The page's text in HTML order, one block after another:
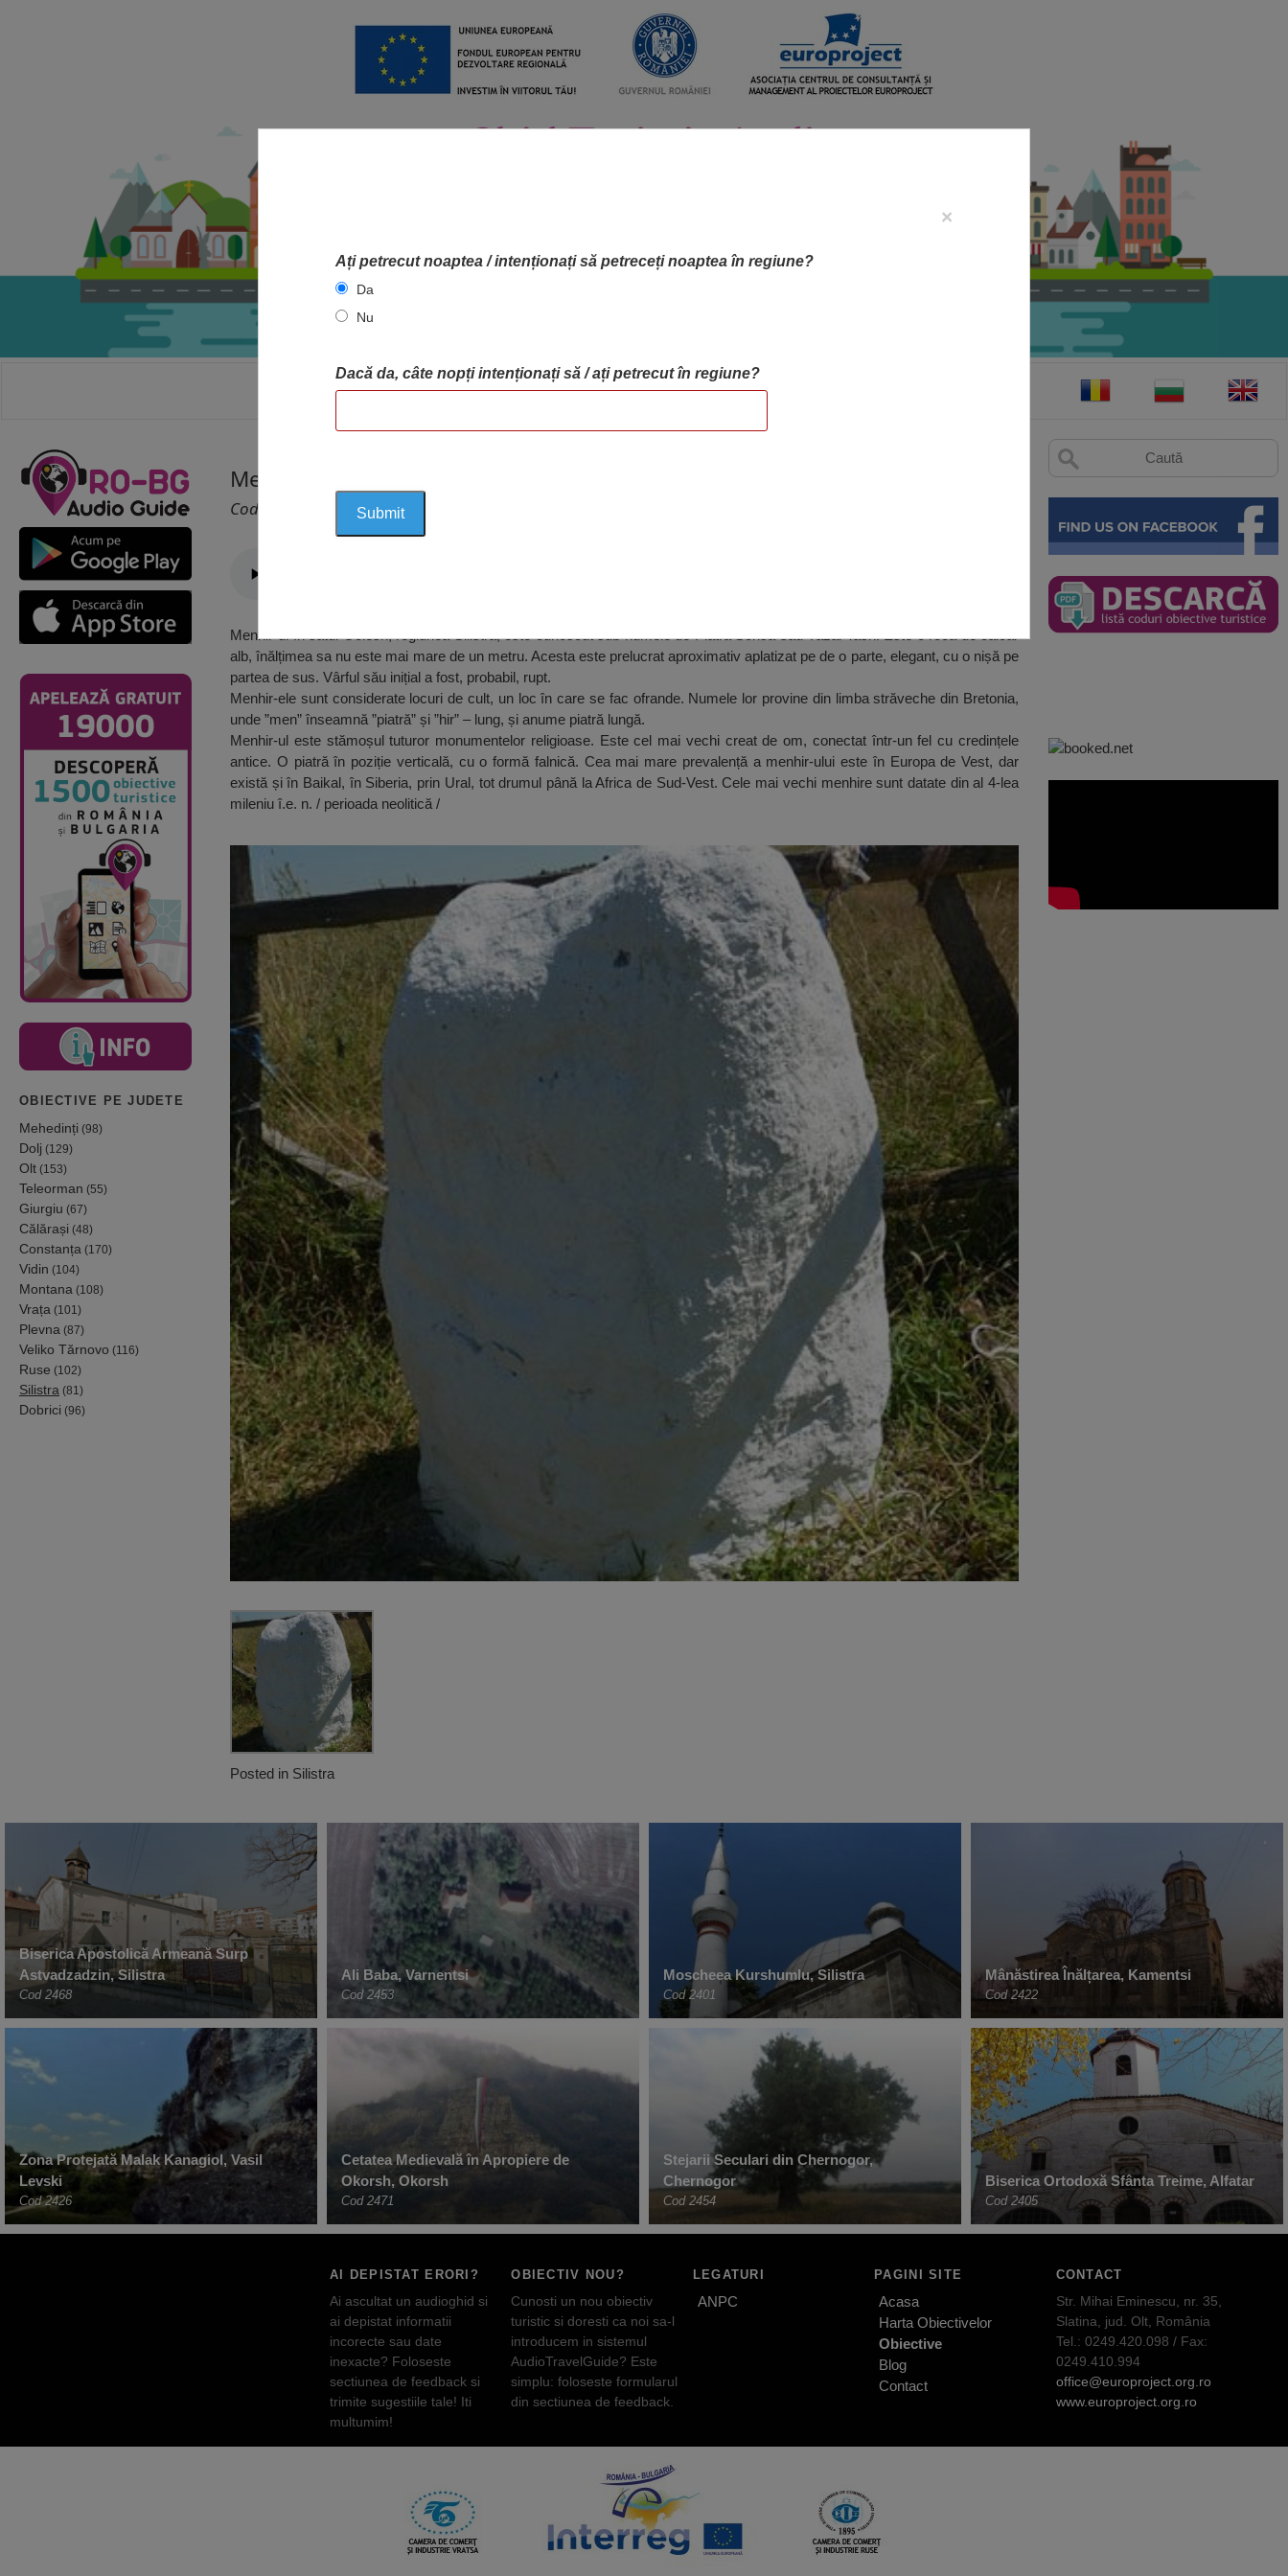
ACASA HARTA OBIECTIVELOR OBIECTIVE
OBIECTIVE PE JUDETE
Mehedinți (98)
Dolj (129)
Olt (153)
Teleorman (55)
Giurgiu (67)
Călărași (48)
Constanța (170)
Vidin (104)
Montana (108)
Vrața (101)
Plevna (87)
Veliko Tărnovo (116)
Ruse (102)
Silistra (81)
Dobrici (96)
Menhir, Golesh
Cod 2427
Menhir-ul în satul Golesh, regiunea Silistra, este cunoscut sub numele de Piatra Scrisă sau Yazal Tash. Este o rocă de calcar
alb, înălțimea sa nu este mai mare de un metru. Acesta este prelucrat aproximativ aplatizat pe de o parte, elegant, cu o nișă pe
partea de sus. Vârful său inițial a fost, probabil, rupt.
Menhir-ele sunt considerate locuri de cult, un loc în care se fac ofrande. Numele lor provine din limba străveche din Bretonia,
unde ”men” înseamnă ”piatră” și ”hir” – lung, și anume piatră lungă.
Menhir-ul este stămoșul tuturor monumentelor religioase. Este cel mai vechi creat de om, conectat într-un fel cu credințele
antice. O piatră în poziție verticală, cu o formă falnică. Cea mai mare prevalență a menhir-ului este în Europa de Vest, dar
există și în Baikal, în Siberia, prin Ural, tot drumul până la Africa de Sud-Vest. Cele mai vechi menhire sunt datate din al 4-lea
mileniu î.e. n. / perioada neolitică /
×
Ați petrecut noaptea / intenționați să petreceți noaptea în regiune?
Da
Nu
Dacă da, câte nopți intenționați să / ați petrecut în regiune?
Posted in Silistra
Biserica Apostolică Armeană Surp
Astvadzadzin, Silistra
Cod 2468
Ali Baba, Varnentsi
Cod 2453
Moscheea Kurshumlu, Silistra
Cod 2401
Mânăstirea Înălțarea, Kamentsi
Cod 2422
Zona Protejată Malak Kanagiol, Vasil
Levski
Cod 2426
Cetatea Medievală în Apropiere de
Okorsh, Okorsh
Cod 2471
Stejarii Seculari din Chernogor,
Chernogor
Cod 2454
Biserica Ortodoxă Sfânta Treime, Alfatar
Cod 2405
AI DEPISTAT ERORI?
Ai ascultat un audioghid si
ai depistat informatii
incorecte sau date
inexacte? Foloseste
sectiunea de feedback si
trimite sugestiile tale! Iti
multumim!
OBIECTIV NOU?
Cunosti un nou obiectiv
turistic si doresti ca noi sa-l
introducem in sistemul
AudioTravelGuide? Este
simplu: foloseste formularul
din sectiunea de feedback.
LEGATURI
ANPC
PAGINI SITE
Acasa
Harta Obiectivelor
Obiective
Blog
Contact
CONTACT
Str. Mihai Eminescu, nr. 35,
Slatina, jud. Olt, România
Tel.: 0249.420.098 / Fax:
0249.410.994
office@europroject.org.ro
www.europroject.org.ro